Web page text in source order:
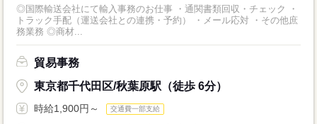
◎国際輸送会社にて輸入事務のお仕事 ・通関書類回収・チェック ・
トラック手配（運送会社との連携・予約） ・メール応対 ・その他庶
務業務 ◎商材...
貿易事務
東京都千代田区/秋葉原駅（徒歩 6分）
時給1,900円～ 交通費一部支給